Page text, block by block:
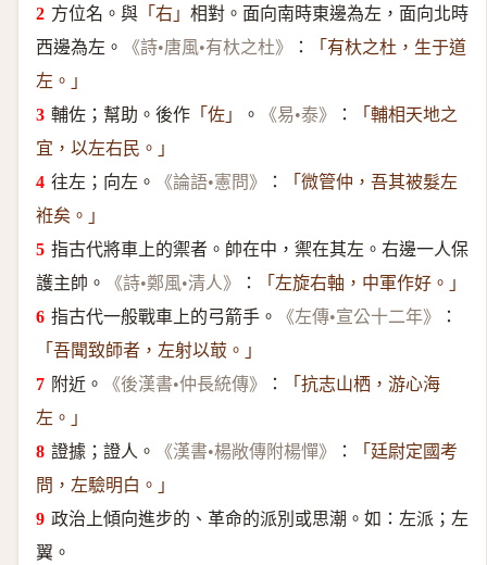
方位名。與「右」 相對。面向南時東邊為左，面向北時
西邊為左。
《詩•唐風•有杕之杜》 ：
「有杕之杜，生于道
左。」
輔佐；幫助。後作「佐」 。 《易•泰》 ：
「輔相天地之
宜，以左右民。」
往左；向左。 《論語•憲問》 ：
「微管仲，吾其被髮左
袵矣。」
指古代將車上的禦者。帥在中，禦在其左。右邊一人保
護主帥。
《詩•鄭風•清人》 ： 「左旋右軸，中軍作好。」
指古代一般戰車上的弓箭手。 《左傳•宣公十二年》 ：
「吾聞致師者，左射以菆。」
附近。 《後漢書•仲長統傳》 ：
「抗志山栖，游心海
左。」
證據；證人。 《漢書•楊敞傳附楊憚》 ：
「廷尉定國考
問，左驗明白。」
政治上傾向進步的、革命的派別或思潮。如：左派；左
翼。